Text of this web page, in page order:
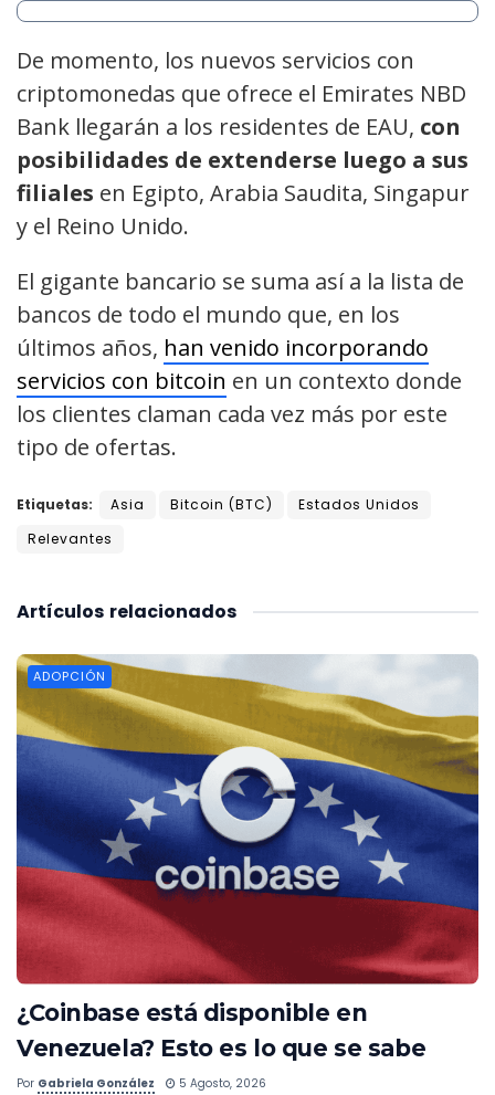
De momento, los nuevos servicios con
criptomonedas que ofrece el Emirates NBD
Bank llegarán a los residentes de EAU, con
posibilidades de extenderse luego a sus
filiales en Egipto, Arabia Saudita, Singapur
y el Reino Unido.
El gigante bancario se suma así a la lista de
bancos de todo el mundo que, en los
últimos años, han venido incorporando
servicios con bitcoin en un contexto donde
los clientes claman cada vez más por este
tipo de ofertas.
Etiquetas: Asia Bitcoin (BTC)
Estados Unidos
Relevantes
relacionados
Artículos
ADOPCIÓN
¿Coinbase está disponible en
Venezuela? Esto es lo que se sabe
Por Gabriela González 5 Agosto, 2026